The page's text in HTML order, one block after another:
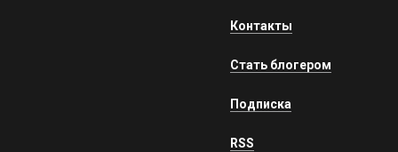
Контакты
Стать блогером
Подписка
RSS